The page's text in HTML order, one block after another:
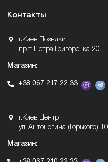
Контакты
г.Киев Позняки
пр-т Петра Григоренка 20
Магазин:
+38 067 217 22 33
г.Киев Центр
ул. Антоновича (Горького) 10
Магазин: